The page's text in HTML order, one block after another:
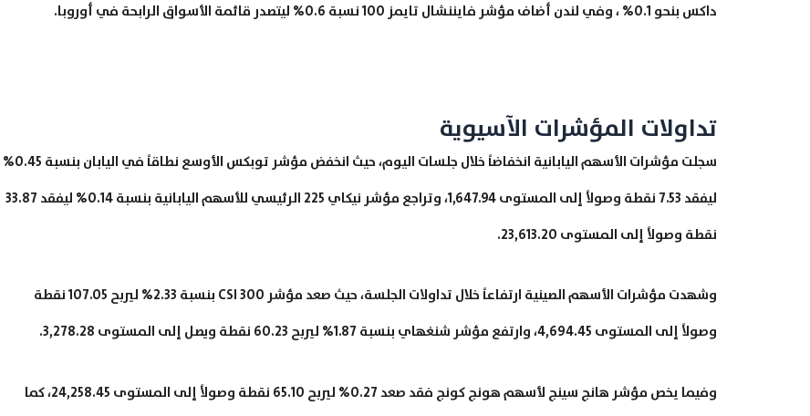
داكس بنحو 0.1% ، وفي لندن أضاف مؤشر فايننشال تايمز 100 نسبة 0.6% ليتصدر قائمة الأسواق الرابحة في أوروبا.
تداولات المؤشرات الآسيوية
سجلت مؤشرات الأسهم اليابانية انخفاضاً خلال جلسات اليوم، حيث انخفض مؤشر توبكس الأوسع نطاقاً في اليابان بنسبة 0.45%
ليفقد 7.53 نقطة وصولاً إلى المستوى 1,647.94، وتراجع مؤشر نيكاي 225 الرئيسي للأسهم اليابانية بنسبة 0.14% ليفقد 33.87
نقطة وصولاً إلى المستوى 23,613.20.
وشهدت مؤشرات الأسهم الصينية ارتفاعاً خلال تداولات الجلسة، حيث صعد مؤشر CSI 300 بنسبة 2.33% ليربح 107.05 نقطة
وصولاً إلى المستوى 4,694.45، وارتفع مؤشر شنغهاي بنسبة 1.87% ليربح 60.23 نقطة ويصل إلى المستوى 3,278.28.
وفيما يخص مؤشر هانج سينج لأسهم هونج كونج فقد صعد 0.27% ليربح 65.10 نقطة وصولاً إلى المستوى 24,258.45، كما